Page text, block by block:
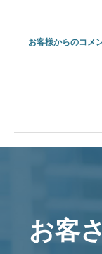
お客様からのコメ
お客